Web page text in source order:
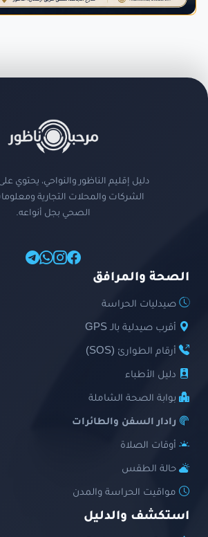
دليل إقليم الناظور والنواحي، يحتوي
الشركات والمحلات التجارية
الصحي بجل أنواعه.
الصحة والمرافق
صيدليات الحراسة
أقرب صيدلية بالـ GPS
أرقام الطوارئ (SOS)
دليل الأطباء
بوابة الصحة الشاملة
رادار السفن والطائرات
أوقات الصلاة
حالة الطقس
مواقيت الحراسة والمدن
استكشف والدليل